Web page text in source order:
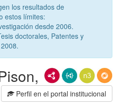
los resultados de
estos límites:
desde 2006.
doctorales, Patentes y
RDF/XMLJSON-LDN3/Turtle
Perfil en el portal institucional